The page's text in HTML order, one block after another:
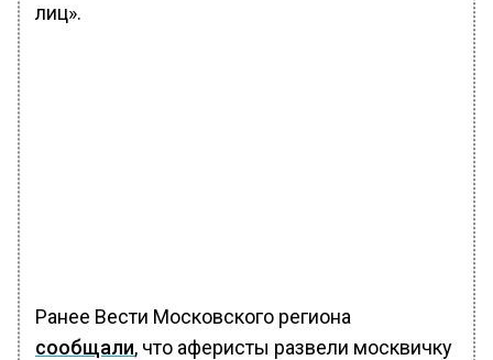
лиц».
Ранее Вести Московского региона
сообщали, что аферисты развели москвичку